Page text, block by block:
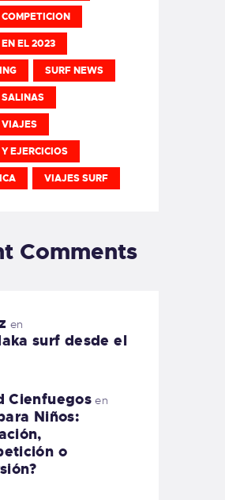
EN EL 2023
SURF NEWS
SALINAS
VIAJES
EJERCICIOS
VIAJES SURF
Comments
en
surf desde el
Cienfuegos en
Niños:
o